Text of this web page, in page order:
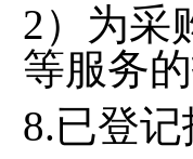
2）为采
等服务
8.已登